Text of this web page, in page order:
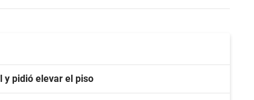
y pidió elevar el piso